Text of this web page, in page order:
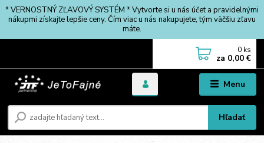
* VERNOSTNÝ ZĽAVOVÝ SYSTÉM * Vytvorte si u nás účet a pravidelnými
nákupmi získajte lepšie ceny. Čím viac u nás nakupujete, tým väčšiu zľavu
máte.
Menu
Hľadať
0 ks
za 0,00 €